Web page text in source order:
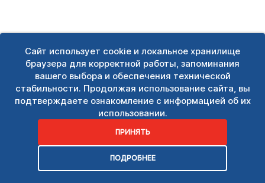
Сайт использует cookie и локальное хранилище
браузера для корректной работы, запоминания
вашего выбора и обеспечения технической
стабильности. Продолжая использование сайта, вы
подтверждаете ознакомление с информацией об их
использовании.
ПРИНЯТЬ
ПОДРОБНЕЕ